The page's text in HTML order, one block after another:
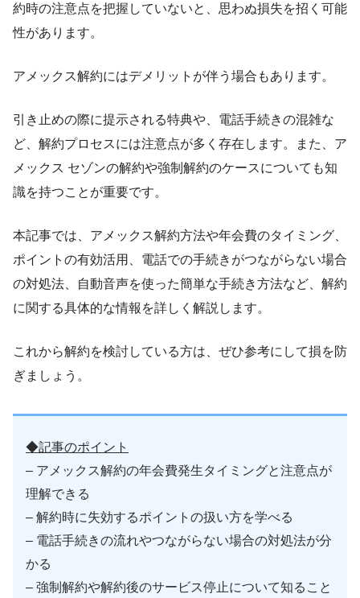
約時の注意点を把握していないと、思わぬ損失を招く可能
性があります。
アメックス解約にはデメリットが伴う場合もあります。
引き止めの際に提示される特典や、電話手続きの混雑な
ど、解約プロセスには注意点が多く存在します。また、ア
メックス セゾンの解約や強制解約のケースについても知
識を持つことが重要です。
本記事では、アメックス解約方法や年会費のタイミング、
ポイントの有効活用、電話での手続きがつながらない場合
の対処法、自動音声を使った簡単な手続き方法など、解約
に関する具体的な情報を詳しく解説します。
これから解約を検討している方は、ぜひ参考にして損を防
ぎましょう。
◆記事のポイント
– アメックス解約の年会費発生タイミングと注意点が
理解できる
– 解約時に失効するポイントの扱い方を学べる
– 電話手続きの流れやつながらない場合の対処法が分
かる
– 強制解約や解約後のサービス停止について知ること